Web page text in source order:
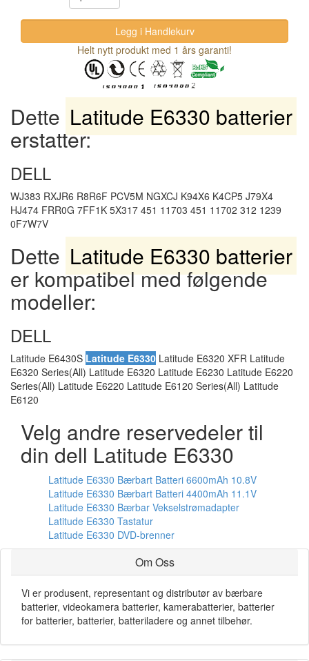
Helt nytt produkt med 1 års garanti!
Dette Latitude E6330 batterier
erstatter:
DELL
WJ383 RXJR6 R8R6F PCV5M NGXCJ K94X6 K4CP5 J79X4
HJ474 FRR0G 7FF1K 5X317 451 11703 451 11702 312 1239
0F7W7V
Dette Latitude E6330 batterier
er kompatibel med følgende
modeller:
DELL
Latitude E6430S Latitude E6330 Latitude E6320 XFR Latitude
E6320 Series(All) Latitude E6320 Latitude E6230 Latitude E6220
Series(All) Latitude E6220 Latitude E6120 Series(All) Latitude
E6120
Velg andre reservedeler til
din dell Latitude E6330
Latitude E6330 Bærbart Batteri 6600mAh 10.8V
Latitude E6330 Bærbart Batteri 4400mAh 11.1V
Latitude E6330 Bærbar Vekselstrømadapter
Latitude E6330 Tastatur
Latitude E6330 DVD-brenner
Om Oss
Vi er produsent, representant og distributør av bærbare
batterier, videokamera batterier, kamerabatterier, batterier
for batterier, batterier, batteriladere og annet tilbehør.